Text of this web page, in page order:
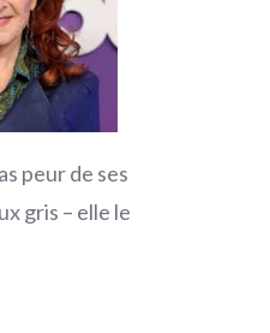
peur de ses
gris – elle le